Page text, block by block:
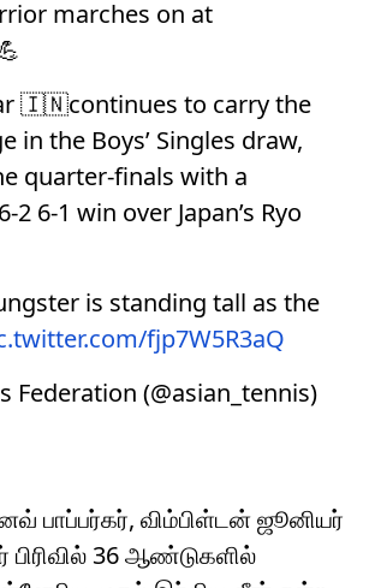
marches on at
🇮🇳continues to carry the
in the Boys’ Singles draw,
quarter-finals with a
6-1 win over Japan’s Ryo
is standing tall as the
fjp7W5R3aQ
Federation (@asian_tennis)
பாப்பர்கர், விம்பிள்டன் ஜூனியர்
36 ஆண்டுகளில்